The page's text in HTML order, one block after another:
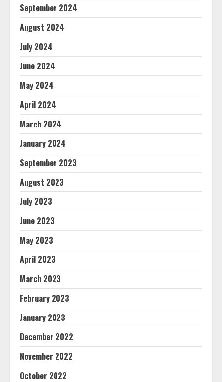
September 2024
August 2024
July 2024
June 2024
May 2024
April 2024
March 2024
January 2024
September 2023
August 2023
July 2023
June 2023
May 2023
April 2023
March 2023
February 2023
January 2023
December 2022
November 2022
October 2022